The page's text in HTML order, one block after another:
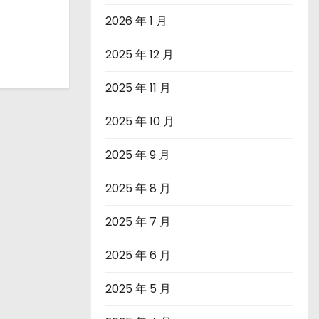
2026 年 1 月
2025 年 12 月
2025 年 11 月
2025 年 10 月
2025 年 9 月
2025 年 8 月
2025 年 7 月
2025 年 6 月
2025 年 5 月